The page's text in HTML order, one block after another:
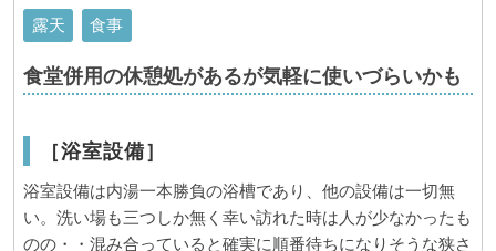
露天 食事
食堂併用の休憩処があるが気軽に使いづらいかも
［浴室設備］
浴室設備は内湯一本勝負の浴槽であり、他の設備は一切無
い。洗い場も三つしか無く幸い訪れた時は人が少なかったも
のの・・混み合っていると確実に順番待ちになりそうな狭さ